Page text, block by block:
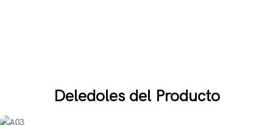
Deledoles del Producto